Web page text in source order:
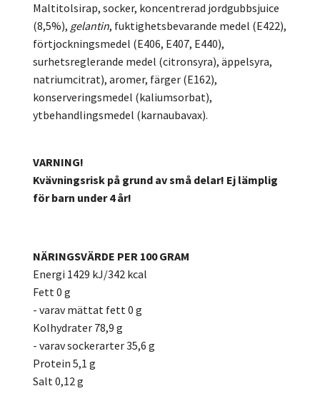
Maltitolsirap, socker, koncentrerad jordgubbsjuice
(8,5%), gelantin, fuktighetsbevarande medel (E422),
förtjockningsmedel (E406, E407, E440),
surhetsreglerande medel (citronsyra), äppelsyra,
natriumcitrat), aromer, färger (E162),
konserveringsmedel (kaliumsorbat),
ytbehandlingsmedel (karnaubavax).
VARNING!
Kvävningsrisk på grund av små delar! Ej lämplig
för barn under 4 år!
NÄRINGSVÄRDE PER 100 GRAM
Energi 1429 kJ/342 kcal
Fett 0 g
- varav mättat fett 0 g
Kolhydrater 78,9 g
- varav sockerarter 35,6 g
Protein 5,1 g
Salt 0,12 g